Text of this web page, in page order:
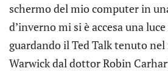
schermo del mio computer in
d’inverno mi si è accesa una
guardando il Ted Talk tenuto
Warwick dal dottor Robin